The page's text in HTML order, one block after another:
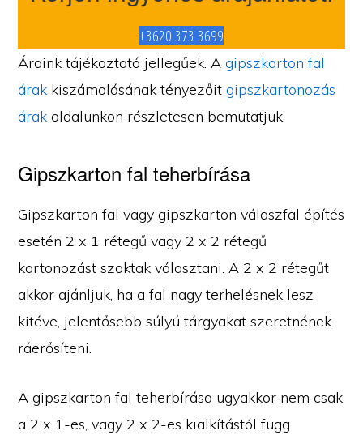
+3620 373 3699
Áraink tájékoztató jellegűek. Agipszkarton fal
árak kiszámolásának tényezőitgipszkartonozás
árak oldalunkon részletesen bemutatjuk.
Gipszkarton fal teherbírása
Gipszkarton fal vagy gipszkarton válaszfal építés
esetén 2 x 1 rétegű vagy 2 x 2 rétegű
kartonozást szoktak választani. A 2 x 2 rétegűt
akkor ajánljuk, ha a fal nagy terhelésnek lesz
kitéve, jelentősebb súlyú tárgyakat szeretnének
ráerősíteni.
A gipszkarton fal teherbírása ugyakkor nem csak
a 2 x 1-es, vagy 2 x 2-es kialkítástól függ.